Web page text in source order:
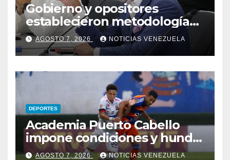
Gobierno y opositores
establecieron metodología
para el proceso de diálogo en
Venezuela
AGOSTO 7, 2026 NOTICIAS VENEZUELA
DEPORTES
Academia Puerto Cabello
impone condiciones y hunde
al Caracas FC
AGOSTO 7, 2026 NOTICIAS VENEZUELA